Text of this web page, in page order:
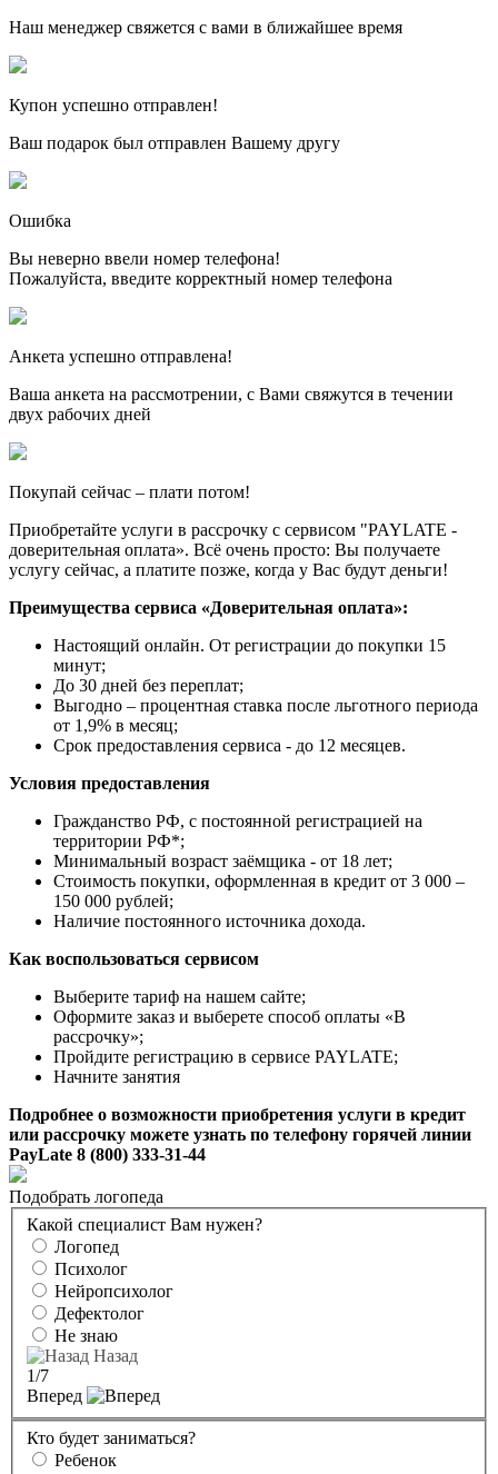
Наш менеджер свяжется с вами в ближайшее время
Купон успешно отправлен!
Ваш подарок был отправлен Вашему другу
Ошибка
Вы неверно ввели номер телефона!
Пожалуйста, введите корректный номер телефона
Анкета успешно отправлена!
Ваша анкета на рассмотрении, с Вами свяжутся в течении
двух рабочих дней
Покупай сейчас – плати потом!
Приобретайте услуги в рассрочку с сервисом "PAYLATE -
доверительная оплата». Всё очень просто: Вы получаете
услугу сейчас, а платите позже, когда у Вас будут деньги!
Преимущества сервиса «Доверительная оплата»:
Настоящий онлайн. От регистрации до покупки 15
минут;
До 30 дней без переплат;
Выгодно – процентная ставка после льготного периода
от 1,9% в месяц;
Срок предоставления сервиса - до 12 месяцев.
Условия предоставления
Гражданство РФ, с постоянной регистрацией на
территории РФ*;
Минимальный возраст заёмщика - от 18 лет;
Стоимость покупки, оформленная в кредит от 3 000 –
150 000 рублей;
Наличие постоянного источника дохода.
Как воспользоваться сервисом
Выберите тариф на нашем сайте;
Оформите заказ и выберете способ оплаты «В
рассрочку»;
Пройдите регистрацию в сервисе PAYLATE;
Начните занятия
Подробнее о возможности приобретения услуги в кредит
или рассрочку можете узнать по телефону горячей линии
PayLate 8 (800) 333-31-44
Подобрать логопеда
Какой специалист Вам нужен?
Логопед
Психолог
Нейропсихолог
Дефектолог
Не знаю
Назад
1/7
Вперед
Кто будет заниматься?
Ребенок